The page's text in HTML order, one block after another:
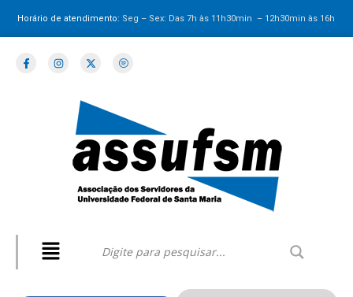
Horário de atendimento: Seg – Sex: Das 7h às 11h30min – 12h30minàs 16h